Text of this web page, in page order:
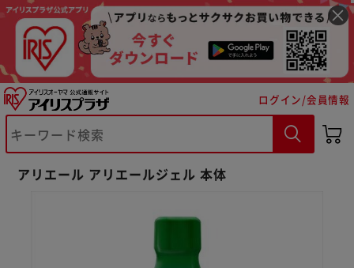
ログイン/会員情報
アリエール アリエールジェル 本体
※ご確認ください